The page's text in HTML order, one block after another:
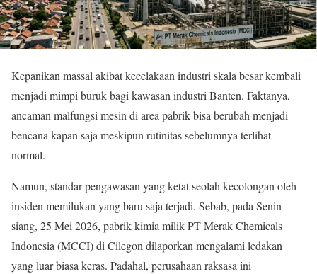
Kepanikan massal akibat kecelakaan industri skala besar kembali
menjadi mimpi buruk bagi kawasan industri Banten. Faktanya,
ancaman malfungsi mesin di area pabrik bisa berubah menjadi
bencana kapan saja meskipun rutinitas sebelumnya terlihat
normal.
Namun, standar pengawasan yang ketat seolah kecolongan oleh
insiden memilukan yang baru saja terjadi. Sebab, pada Senin
siang, 25 Mei 2026, pabrik kimia milik PT Merak Chemicals
Indonesia (MCCI) di Cilegon dilaporkan mengalami ledakan
yang luar biasa keras. Padahal, perusahaan raksasa ini